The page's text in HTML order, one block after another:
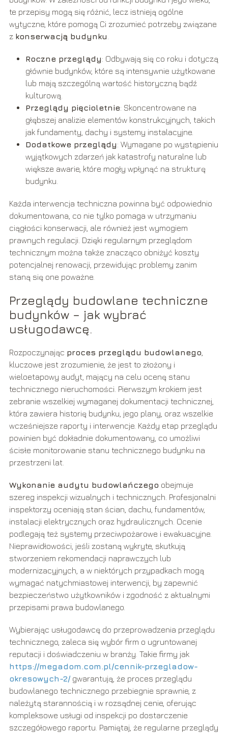
te przepisy mogą się różnić, lecz istnieją ogólne
wytyczne, które pomogą Ci zrozumieć potrzeby związane
z konserwacją budynku
Roczne przeglądy: Odbywają się co roku i dotyczą
głównie budynków, które są intensywnie użytkowane
lub mają szczególną wartość historyczną bądź
kulturową.
Przeglądy pięcioletnie: Skoncentrowane na
głębszej analizie elementów konstrukcyjnych, takich
jak fundamenty, dachy i systemy instalacyjne.
Dodatkowe przeglądy: Wymagane po wystąpieniu
wyjątkowych zdarzeń jak katastrofy naturalne lub
większe awarie, które mogły wpłynąć na strukturę
budynku.
Każda interwencja techniczna powinna być odpowiednio
dokumentowana, co nie tylko pomaga w utrzymaniu
ciągłości konserwacji, ale również jest wymogiem
prawnych regulacji. Dzięki regularnym przeglądom
technicznym można także znacząco obniżyć koszty
potencjalnej renowacji, przewidując problemy zanim
staną się one poważne.
Przeglądy budowlane techniczne
budynków – jak wybrać
usługodawcę.
Rozpoczynając proces przeglądu budowlanego
kluczowe jest zrozumienie, że jest to złożony i
wieloetapowy audyt, mający na celu ocenę stanu
technicznego nieruchomości. Pierwszym krokiem jest
zebranie wszelkiej wymaganej dokumentacji technicznej,
która zawiera historię budynku, jego plany, oraz wszelkie
wcześniejsze raporty i interwencje. Każdy etap przeglądu
powinien być dokładnie dokumentowany, co umożliwi
ścisłe monitorowanie stanu technicznego budynku na
przestrzeni lat.
Wykonanie audytu budowlańczego obejmuje
szereg inspekcji wizualnych i technicznych. Profesjonalni
inspektorzy oceniają stan ścian, dachu, fundamentów,
instalacji elektrycznych oraz hydraulicznych. Ocenie
podlegają też systemy przeciwpożarowe i ewakuacyjne.
Nieprawidłowości, jeśli zostaną wykryte, skutkują
stworzeniem rekomendacji naprawczych lub
modernizacyjnych, a w niektórych przypadkach mogą
wymagać natychmiastowej interwencji, by zapewnić
bezpieczeństwo użytkowników i zgodność z aktualnymi
przepisami prawa budowlanego.
Wybierając usługodawcę do przeprowadzenia przeglądu
technicznego, zaleca się wybór firm o ugruntowanej
reputacji i doświadczeniu w branży. Takie firmy jak
https://megadom.com.pl/cennik-przegladow-
okresowych-2/gwarantują, że proces przeglądu
budowlanego technicznego przebiegnie sprawnie, z
należytą starannością i w rozsądnej cenie, oferując
kompleksowe usługi od inspekcji po dostarczenie
szczegółowego raportu. Pamiętaj, że regularne przeglądy